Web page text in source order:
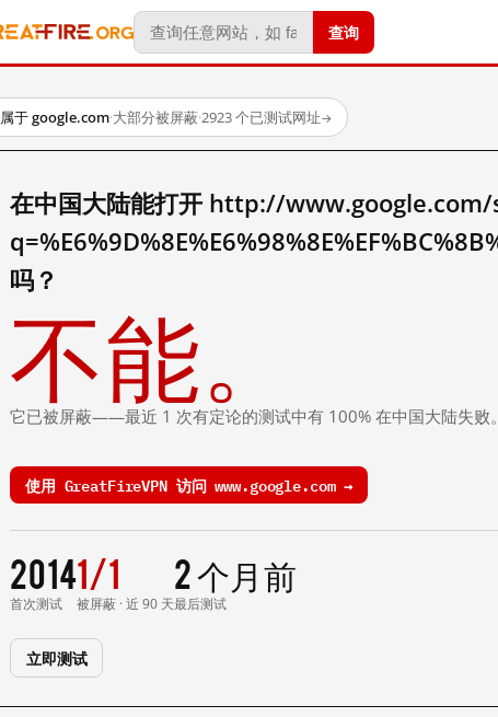
查询
属于 google.com·大部分被屏蔽·2923 个已测试网址→
在中国大陆能打开 http://
吗？
不能。
它已被屏蔽——最近 1 次有定论的测试中有 100% 在中国大陆失败。
使用 GreatFireVPN 访问 www.google.com →
2014
首次测试
1/1
被屏蔽 · 近 90 天
2 个月前
最后测试
立即测试